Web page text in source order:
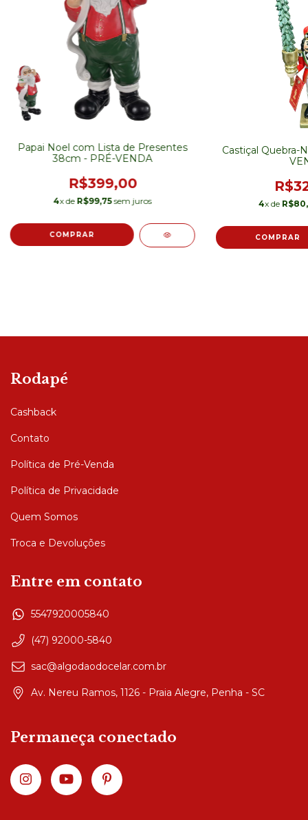
Papai Noel com Lista de Presentes
38cm - PRÉ-VENDA
R$399,00
4x de R$99,75sem juros
Castiçal Quebra-
4x de
Rodapé
Cashback
Contato
Política de Pré-Venda
Política de Privacidade
Quem Somos
Troca e Devoluções
Entre em contato
5547920005840
(47) 92000-5840
sac@algodaodocelar.com.br
Av. Nereu Ramos, 1126 - Praia Alegre, Penha - SC
Permaneça conectado